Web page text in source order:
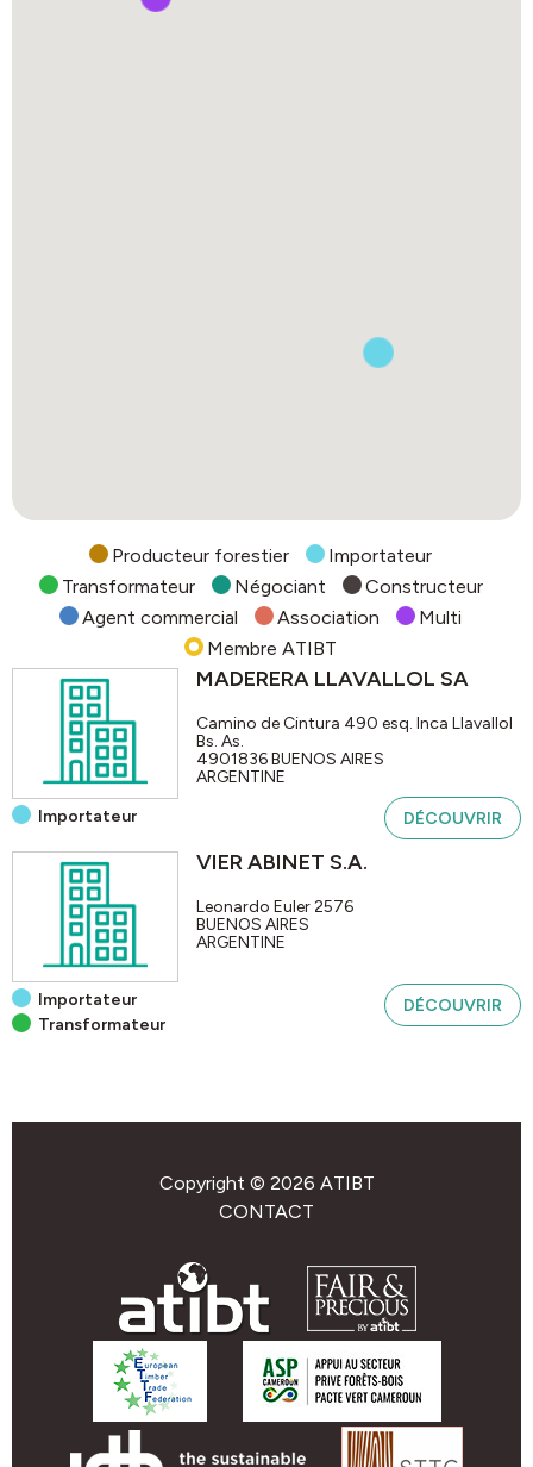
Producteur forestier
Importateur
Transformateur
Négociant
Constructeur
Agent commercial
Association
Multi
Membre ATIBT
Importateur
MADERERA LLAVALLOL SA
Camino de Cintura 490 esq. Inca Llavallol
Bs. As.
4901836BUENOS AIRES
ARGENTINE
DÉCOUVRIR
Importateur
Transformateur
VIER ABINET S.A.
Leonardo Euler 2576
BUENOS AIRES
ARGENTINE
DÉCOUVRIR
Copyright © 2026 ATIBT
CONTACT